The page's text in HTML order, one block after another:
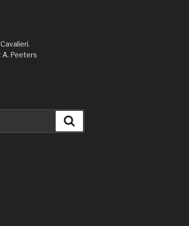
A. Peeters